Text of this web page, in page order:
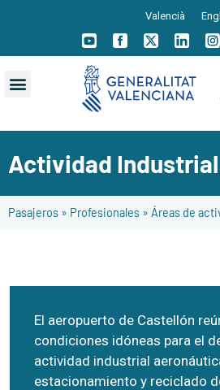
Valencià
Actividad Industrial
Pasajeros » Profesionales » Áreas de
El aeropuerto de Castellón
condiciones idóneas para el
actividad industrial
estacionamiento y reciclado